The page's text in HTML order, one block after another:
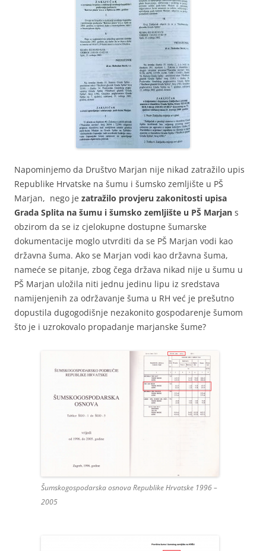
Napominjemo da Društvo Marjan nije nikad zatražilo upis
Republike Hrvatske na šumu i šumsko zemljište u PŠ
Marjan, nego je zatražilo provjeru zakonitosti upisa
Grada Splita na šumu i šumsko zemljište u PŠ Marjan s
obzirom da se iz cjelokupne dostupne šumarske
dokumentacije moglo utvrditi da se PŠ Marjan vodi kao
državna šuma. Ako se Marjan vodi kao državna šuma,
nameće se pitanje, zbog čega država nikad nije u šumu u
PŠ Marjan uložila niti jednu jedinu lipu iz sredstava
namijenjenih za održavanje šuma u RH već je prešutno
dopustila dugogodišnje nezakonito gospodarenje šumom
što je i uzrokovalo propadanje marjanske šume?
Šumskogospodarska osnova Republike Hrvatske 1996 –
2005